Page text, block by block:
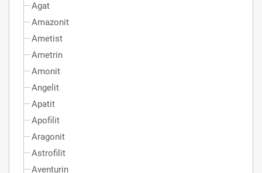
Agat
Amazonit
Ametist
Ametrin
Amonit
Angelit
Apatit
Apofilit
Aragonit
Astrofilit
Aventurin